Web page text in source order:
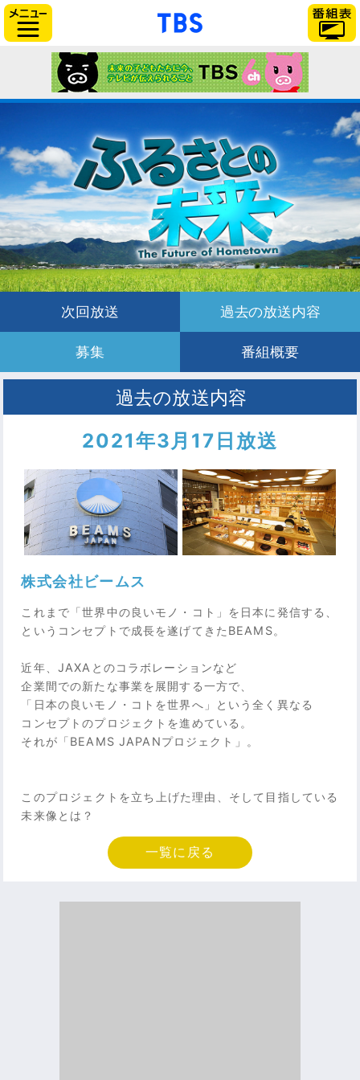
「TBSテレビ」トップ
2021年3月17日放送
株式会社ビームス
これまで「世界中の良いモノ・コト」を日本に発信する、
というコンセプトで成長を遂げてきたBEAMS。
近年、JAXAとのコラボレーションなど
企業間での新たな事業を展開する一方で、
「日本の良いモノ・コトを世界へ」という全く異なる
コンセプトのプロジェクトを進めている。
それが「BEAMS JAPANプロジェクト」。
このプロジェクトを立ち上げた理由、そして目指している
未来像とは？
一覧に戻る